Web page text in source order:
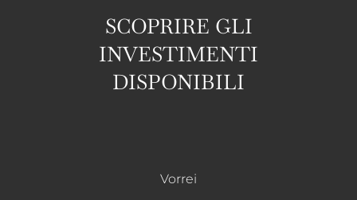
SCOPRIRE GLI
INVESTIMENTI
DISPONIBILI
Vorrei